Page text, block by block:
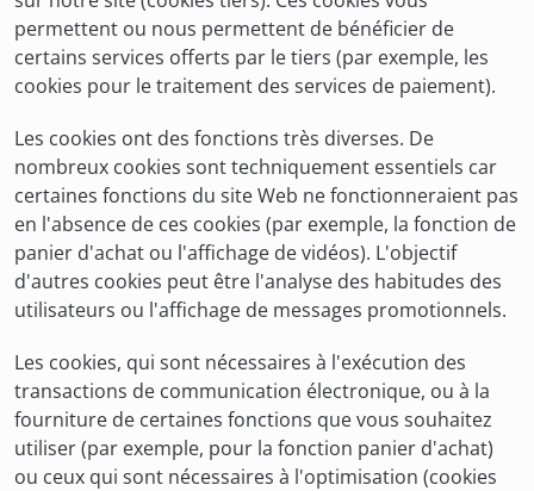
permettent ou nous permettent de bénéficier de
certains services offerts par le tiers (par exemple, les
cookies pour le traitement des services de paiement).
Les cookies ont des fonctions très diverses. De
nombreux cookies sont techniquement essentiels car
certaines fonctions du site Web ne fonctionneraient pas
en l'absence de ces cookies (par exemple, la fonction de
panier d'achat ou l'affichage de vidéos). L'objectif
d'autres cookies peut être l'analyse des habitudes des
utilisateurs ou l'affichage de messages promotionnels.
Les cookies, qui sont nécessaires à l'exécution des
transactions de communication électronique, ou à la
fourniture de certaines fonctions que vous souhaitez
utiliser (par exemple, pour la fonction panier d'achat)
ou ceux qui sont nécessaires à l'optimisation (cookies